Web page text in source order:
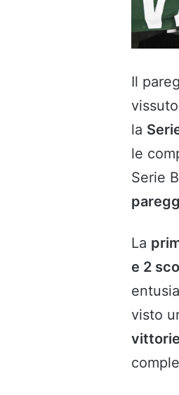
Il
la
le
Serie
La
e 2
visto